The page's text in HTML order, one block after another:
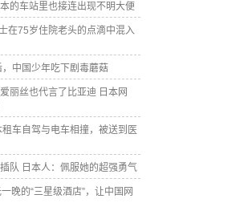
的车站里也接连出现不明大便
在75岁住院老头的点滴中混入
，中国少年吃下剧毒蘑菇
丽丝也代言了比亚迪 日本网
车自驾与电车相撞，被送到医
队 日本人：佩服她的超强勇气
晚的“三星级酒店”，让中国网